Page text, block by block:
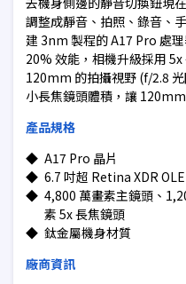
調整成靜音、拍照、錄音、
建 3nm 製程的 A17 Pro 處
20% 效能，相機升級採用
120mm 的拍攝視野 (f/2.8
小長焦鏡頭體積，讓
產品規格
◆ A17 Pro 晶片
◆ 6.7 吋超 Retina XDR
◆ 4,800 萬畫素主鏡頭、
素 5x 長焦鏡頭
◆ 鈦金屬機身材質
廠商資訊